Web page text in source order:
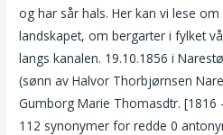
og har sår hals. Her kan vi lese
landskapet, om bergarter i fylket
langs kanalen. 19.10.1856 i
(sønn av Halvor Thorbjørnsen
Gumborg Marie Thomasdtr. [1816
112 synonymer for redde 0